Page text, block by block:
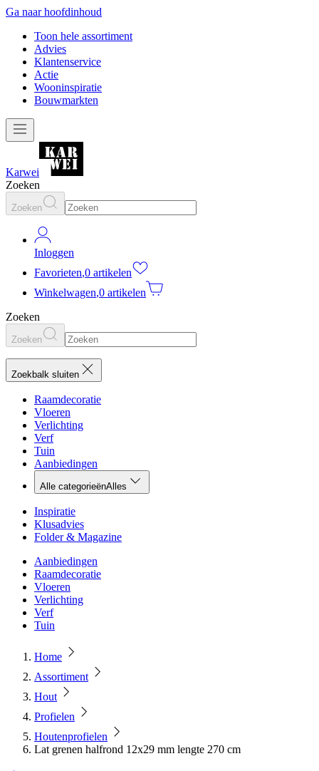
Ga naar hoofdinhoud
Toon hele assortiment
Advies
Klantenservice
Actie
Wooninspiratie
Bouwmarkten
Karwei
Zoeken
Zoeken
Inloggen
Favorieten,0 artikelen
Winkelwagen,0 artikelen
Zoeken
Zoeken
Zoekbalk sluiten
Raamdecoratie
Vloeren
Verlichting
Verf
Tuin
Aanbiedingen
Alle categorieënAlles
Inspiratie
Klusadvies
Folder & Magazine
Aanbiedingen
Raamdecoratie
Vloeren
Verlichting
Verf
Tuin
Home
Assortiment
Hout
Profielen
Houtenprofielen
Lat grenen halfrond 12x29 mm lengte 270 cm